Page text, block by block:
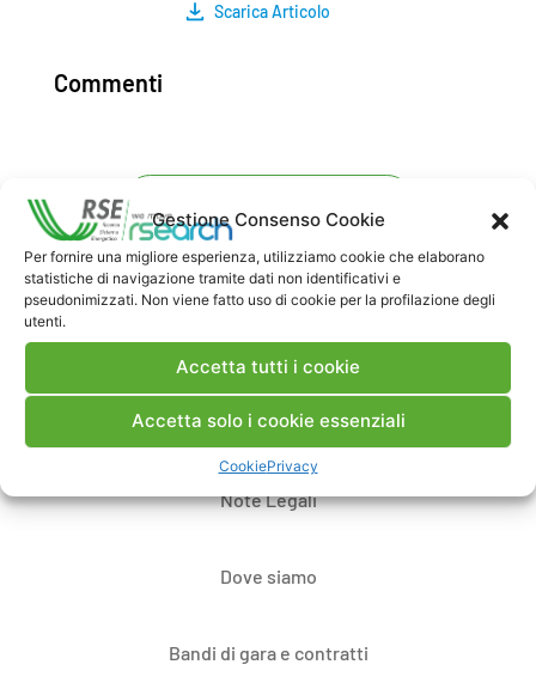
Gestione Consenso Cookie
Per fornire una migliore esperienza, utilizziamo cookie che elaborano
statistiche di navigazione tramite dati non identificativi e
pseudonimizzati. Non viene fatto uso di cookie per la profilazione degli
utenti.
Accetta tutti i cookie
Accetta solo i cookie essenziali
CookiePrivacy
Scarica Articolo
Commenti
Contatti
Note Legali
Dove siamo
Bandi di gara e contratti